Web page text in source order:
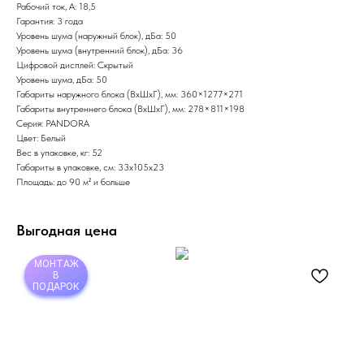
Рабочий ток, А: 18,5
Гарантия: 3 года
Уровень шума (наружный блок), дБа: 50
Уровень шума (внутренний блок), дБа: 36
Цифровой дисплей: Скрытый
Уровень шума, дБа: 50
Габариты наружного блока (ВхШхГ), мм: 360×1277×271
Габариты внутреннего блока (ВхШхГ), мм: 278×811×198
Серия: PANDORA
Цвет: Белый
Вес в упаковке, кг: 52
Габариты в упаковке, см: 33х105х23
Площадь: до 90 м² и больше
Выгодная цена
МОНТАЖ
В
ПОДАРОК